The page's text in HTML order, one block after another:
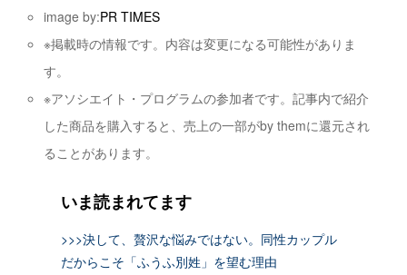
image by:PR TIMES
※掲載時の情報です。内容は変更になる可能性がありま
す。
※アソシエイト・プログラムの参加者です。記事内で紹介
した商品を購入すると、売上の一部がby themに還元され
ることがあります。
いま読まれてます
>>>決して、贅沢な悩みではない。同性カップル
だからこそ「ふうふ別姓」を望む理由